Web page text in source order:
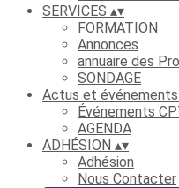
SERVICES ▴▾
FORMATION
Annonces
annuaire des
SONDAGE
Actus et événements
Événements
AGENDA
ADHÉSION ▴▾
Adhésion
Nous Contacter